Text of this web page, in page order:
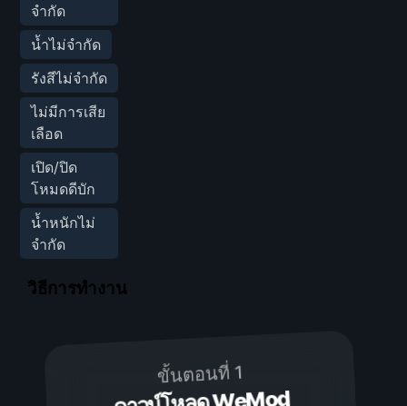
จำกัด
น้ำไม่จำกัด
รังสีไม่จำกัด
ไม่มีการเสีย
เลือด
เปิด/ปิด
โหมดดีบัก
น้ำหนักไม่
จำกัด
วิธีการทำงาน
ขั้นตอนที่ 1